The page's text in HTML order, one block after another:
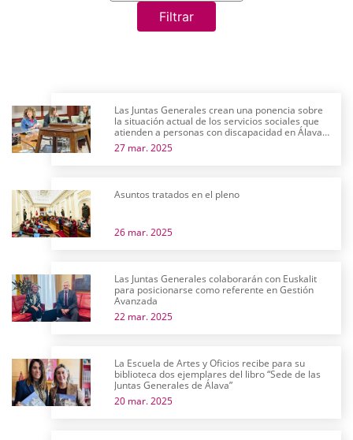
Filtrar
Las Juntas Generales crean una ponencia sobre
la situación actual de los servicios sociales que
atienden a personas con discapacidad en Álava y
su futuro próximo
27 mar. 2025
Asuntos tratados en el pleno
26 mar. 2025
Las Juntas Generales colaborarán con Euskalit
para posicionarse como referente en Gestión
Avanzada
22 mar. 2025
La Escuela de Artes y Oficios recibe para su
biblioteca dos ejemplares del libro “Sede de las
Juntas Generales de Álava”
20 mar. 2025